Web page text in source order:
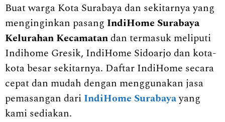
Buat warga Kota Surabaya dan sekitarnya yang
menginginkan pasang IndiHome Surabaya
Kelurahan Kecamatan dan termasuk meliputi
Indihome Gresik, IndiHome Sidoarjo dan kota-
kota besar sekitarnya. Daftar IndiHome secara
cepat dan mudah dengan menggunakan jasa
pemasangan dari IndiHome Surabayayang
kami sediakan.